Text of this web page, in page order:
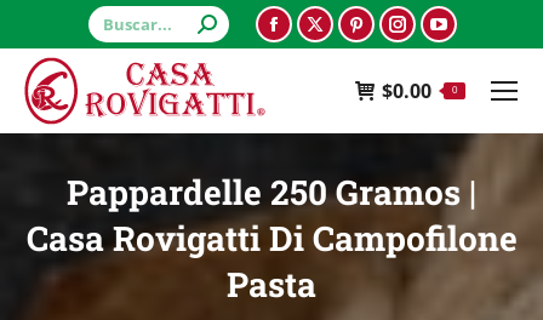
Buscar:
Facebook
in
window
X
opens
in
window
Pinterest
opens
in
window
Instagram
opens
in
window
YouTube
opens
in
new
window
$0.00 0
Pappardelle 250 Gramos |
Casa Rovigatti Di Campofilone
Pasta